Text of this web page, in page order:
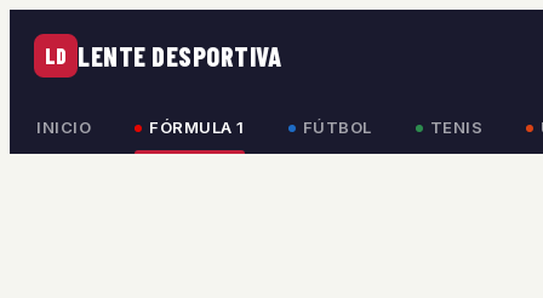
LD LENTE DESPORTIVA
INICIO FÓRMULA 1 FÚTBOL TENIS